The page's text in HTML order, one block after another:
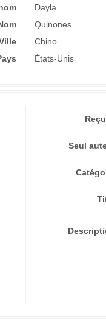
Dayla
Quinones
Chino
États-Unis
Seul